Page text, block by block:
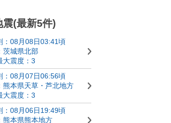
震(最新5件)
：08月08日03:41頃
茨城県北部
大震度：3
：08月07日06:56頃
熊本県天草・芦北地方
大震度：3
：08月06日19:49頃
熊本県熊本地方